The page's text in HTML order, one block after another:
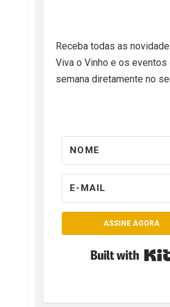
Receba todas as
Viva o Vinho e os eventos
semana diretamente no
ASSINE AGORA